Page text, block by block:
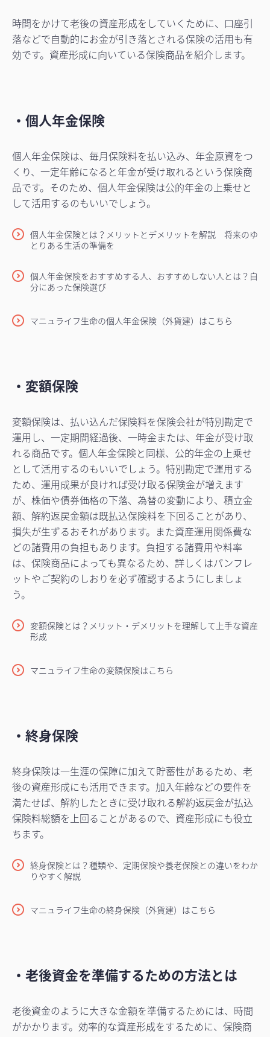
時間をかけて老後の資産形成をしていくために、口座引
落などで自動的にお金が引き落とされる保険の活用も有
効です。資産形成に向いている保険商品を紹介します。
・個人年金保険
個人年金保険は、毎月保険料を払い込み、年金原資をつ
くり、一定年齢になると年金が受け取れるという保険商
品です。そのため、個人年金保険は公的年金の上乗せと
して活用するのもいいでしょう。
個人年金保険とは？メリットとデメリットを解説 将来のゆ
とりある生活の準備を
個人年金保険をおすすめする人、おすすめしない人とは？自
分にあった保険選び
マニュライフ生命の個人年金保険（外貨建）はこちら
・変額保険
変額保険は、払い込んだ保険料を保険会社が特別勘定で
運用し、一定期間経過後、一時金または、年金が受け取
れる商品です。個人年金保険と同様、公的年金の上乗せ
として活用するのもいいでしょう。特別勘定で運用する
ため、運用成果が良ければ受け取る保険金が増えます
が、株価や債券価格の下落、為替の変動により、積立金
額、解約返戻金額は既払込保険料を下回ることがあり、
損失が生ずるおそれがあります。また資産運用関係費な
どの諸費用の負担もあります。負担する諸費用や料率
は、保険商品によっても異なるため、詳しくはパンフレ
ットやご契約のしおりを必ず確認するようにしましょ
う。
変額保険とは？メリット・デメリットを理解して上手な資産
形成
マニュライフ生命の変額保険はこちら
・終身保険
終身保険は一生涯の保障に加えて貯蓄性があるため、老
後の資産形成にも活用できます。加入年齢などの要件を
満たせば、解約したときに受け取れる解約返戻金が払込
保険料総額を上回ることがあるので、資産形成にも役立
ちます。
終身保険とは？種類や、定期保険や養老保険との違いをわか
りやすく解説
マニュライフ生命の終身保険（外貨建）はこちら
・老後資金を準備するための方法とは
老後資金のように大きな金額を準備するためには、時間
がかかります。効率的な資産形成をするために、保険商